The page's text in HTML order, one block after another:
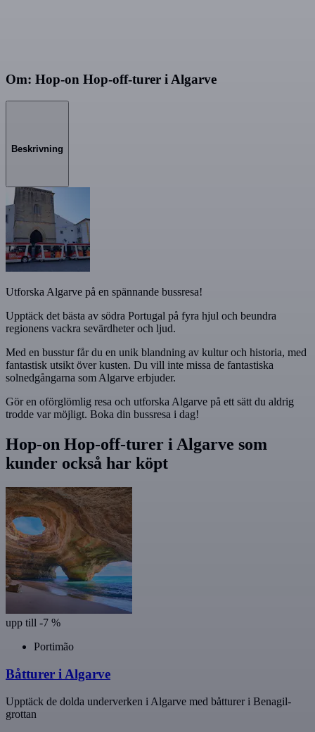
Om: Hop-on Hop-off-turer i Algarve
Beskrivning
Utforska Algarve på en spännande bussresa!
Upptäck det bästa av södra Portugal på fyra hjul och beundra
regionens vackra sevärdheter och ljud.
Med en busstur får du en unik blandning av kultur och historia, med
fantastisk utsikt över kusten. Du vill inte missa de fantastiska
solnedgångarna som Algarve erbjuder.
Gör en oförglömlig resa och utforska Algarve på ett sätt du aldrig
trodde var möjligt. Boka din bussresa i dag!
Hop-on Hop-off-turer i Algarve som
kunder också har köpt
upp till -7 %
Portimão
Båtturer i Algarve
Upptäck de dolda underverken i Algarve med båtturer i Benagil-
grottan